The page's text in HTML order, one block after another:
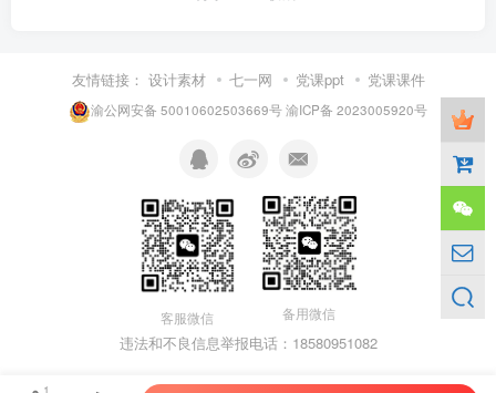
友情链接： 设计素材 七一网 党课ppt 党课课件
渝公网安备 50010602503669号渝ICP备 2023005920号
客服微信 备用微信
违法和不良信息举报电话：18580951082